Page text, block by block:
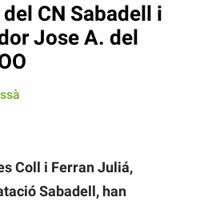
CN ​​Sabadell i
Jose A. del
Coll i Ferran Juliá,
Sabadell, han